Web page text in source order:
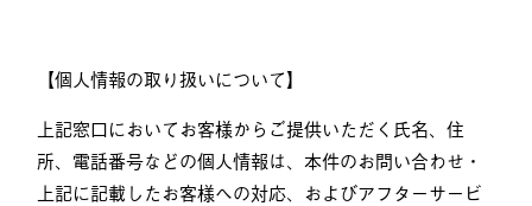
【個人情報の取り扱いについて】
上記窓口においてお客様からご提供いただく氏名、住
所、電話番号などの個人情報は、本件のお問い合わせ・
上記に記載したお客様への対応、およびアフターサービ